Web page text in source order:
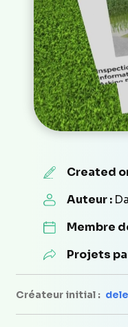
Created
Auteur :
Membre
Projets
Créateur initial :